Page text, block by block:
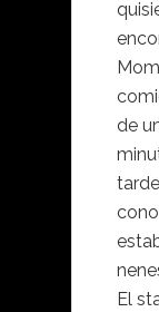
de
El